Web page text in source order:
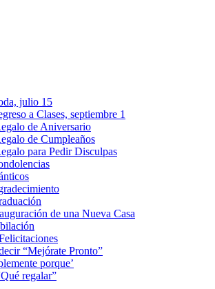
julio 15
a Clases, septiembre 1
de Aniversario
de Cumpleaños
para Pedir Disculpas
de una Nueva Casa
“Mejórate Pronto”
porque’
regalar”